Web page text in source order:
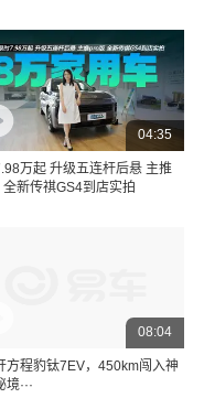
04:35
万起 升级五连杆后悬 主推
新传祺GS4到店实拍
08:04
方程豹钛7EV，450km闯入神
···